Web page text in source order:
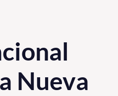
Nueva